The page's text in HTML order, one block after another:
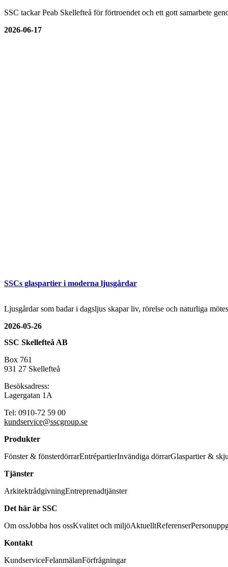
SSC tackar Peab Skellefteå för förtroendet och ett gott samarbete
2026-06-17
SSCs glaspartier i moderna ljusgårdar
Ljusgårdar som badar i dagsljus skapar liv, rörelse och naturliga
2026-05-26
SSC Skellefteå AB
Box 761
931 27 Skellefteå
Besöksadress:
Lagergatan 1A
Tel: 0910-72 59 00
kundservice@sscgroup.se
Produkter
Fönster & fönsterdörrarEntrépartierInvändiga dörrarGlaspartier &
Tjänster
ArkitektrådgivningEntreprenadtjänster
Det här är SSC
Om ossJobba hos ossKvalitet och miljöAktuelltReferenser
Kontakt
KundserviceFelanmälanFörfrågningar